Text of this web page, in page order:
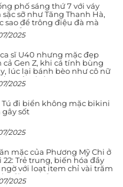
phố sáng thứ 7 với váy
sặc sỡ như Tăng Thanh Hà,
sao để trông điệu đà mà
sến
2025
sĩ U40 nhưng mặc đẹp
cả Gen Z, khi cá tính bùng
lúc lại bánh bèo như cô nữ
ngôn tình
2025
Tú đi biển không mặc bikini
gây sốt
2025
mặc của Phương Mỹ Chi ở
22: Trẻ trung, biến hóa đầy
với loạt item chỉ vài trăm
đã mua được
2025